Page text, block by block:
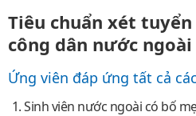
Tiêu chuẩn xét
công dân nước ngoài
Ứng viên đáp ứng tất cả
Sinh viên nước ngoài có bố